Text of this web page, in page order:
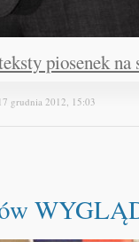
piosenek na
grudnia 2012, 15:03